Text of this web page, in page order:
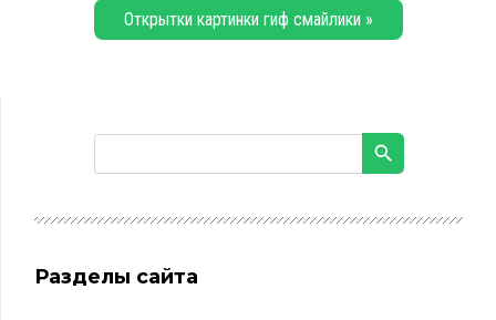
Открытки картинки гиф смайлики »
Разделы сайта